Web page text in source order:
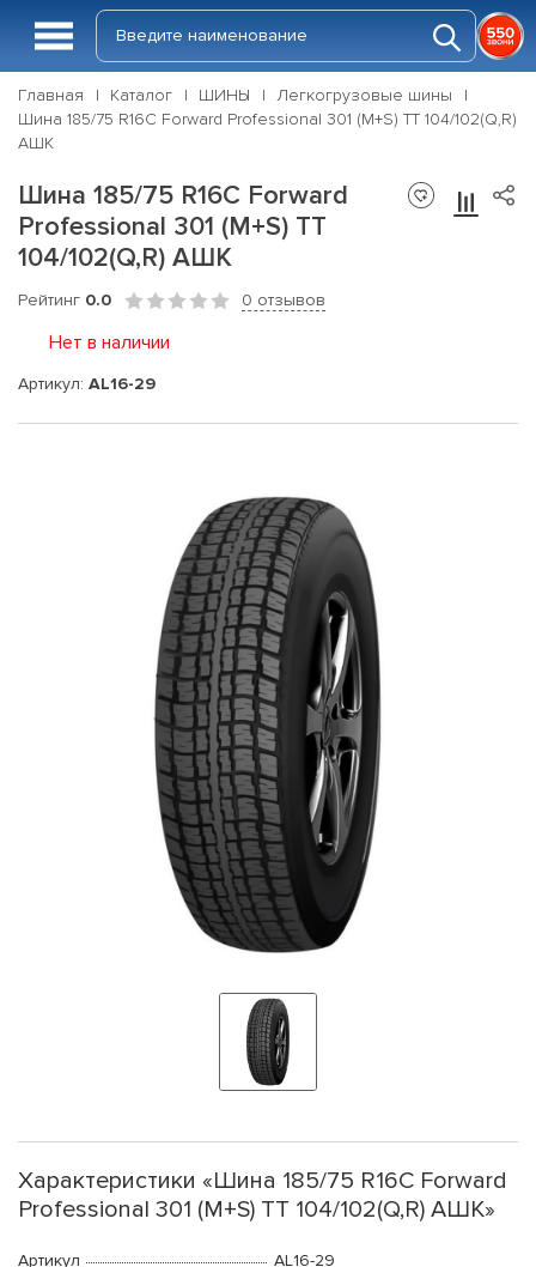
Главная Каталог ШИНЫ
Легкогрузовые шины
Шина 185/75 R16C Forward Professional 301 (M+S) TT 104/102(Q,R)
АШК
Шина 185/75 R16C Forward
Professional 301 (M+S) TT
104/102(Q,R) АШК
Рейтинг 0.0 0 отзывов
Нет в наличии
Артикул: AL16-29
Характеристики «Шина 185/75 R16C Forward
Professional 301 (M+S) TT 104/102(Q,R) АШК»
Артикул
AL16-29